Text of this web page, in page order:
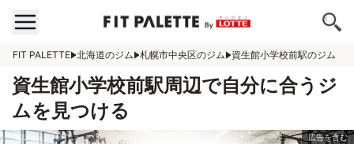
FIT PALETTE 北海道のジム 札幌市中央区のジム 資生館小学校前駅のジム
資生館小学校前駅周辺で自分に合うジ
ムを見つける